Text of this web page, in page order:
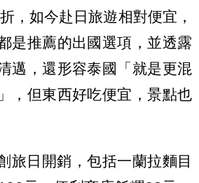
，如今赴日旅遊相對便宜，
是推薦的出國選項，並透露
邁，還形容泰國「就是更混
，但東西好吃便宜，景點也
旅日開銷，包括一蘭拉麵目